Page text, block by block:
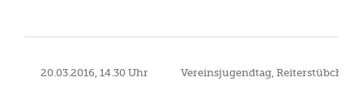
20.03.2016, 14.30 Uhr Vereinsjugendtag, Reiterstübchen